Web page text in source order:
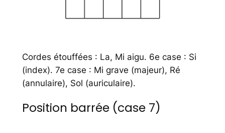
Cordes étouffées : La, Mi aigu. 6e case : Si
(index). 7e case : Mi grave (majeur), Ré
(annulaire), Sol (auriculaire).
Position barrée (case 7)